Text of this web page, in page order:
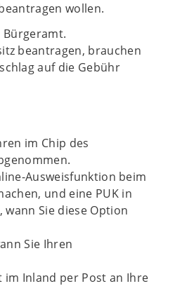
wollen.
Bürgeramt.
beantragen, brauchen
auf die Gebühr
im Chip des
Ausweisfunktion beim
und eine PUK in
Sie diese Option
Sie Ihren
im Inland per Post an Ihre